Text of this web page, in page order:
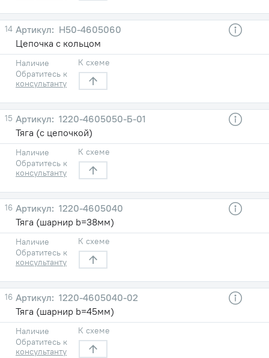
14
Н50-4605060
Цепочка с кольцом
Наличие
Обратитесь к
консультанту
К схеме
15
1220-4605050-Б-01
Тяга (с цепочкой)
Наличие
Обратитесь к
консультанту
К схеме
16
1220-4605040
Тяга (шарнир b=38мм)
Наличие
Обратитесь к
консультанту
К схеме
16
1220-4605040-02
Тяга (шарнир b=45мм)
Наличие
Обратитесь к
консультанту
К схеме